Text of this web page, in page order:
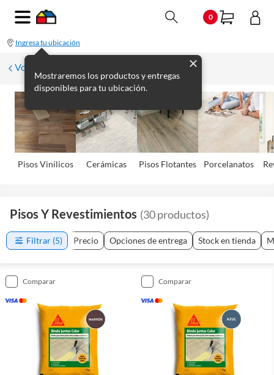
0
Ingresa tu ubicación
Mostraremos los productos y entregas
disponibles para tu ubicación.
Volver
Pisos Viní­licos Cerámicas Pisos Flotantes Porcelanatos
Pisos Y Revestimientos (30productos)
Filtrar (5) Precio Opciones de entrega Stock en tienda
comparar comparar